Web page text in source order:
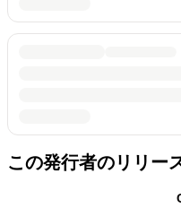
この発行者のリリー